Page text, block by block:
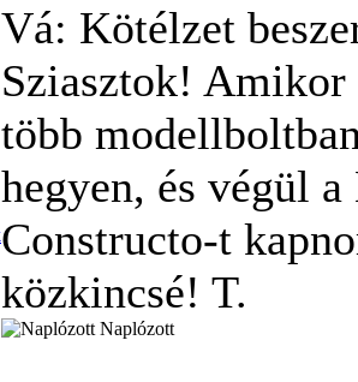
Vá: Kötélzet
Sziasztok! Amikor
több
hegyen, és végül
Constructo-t
közkincsé! T.
Naplózott